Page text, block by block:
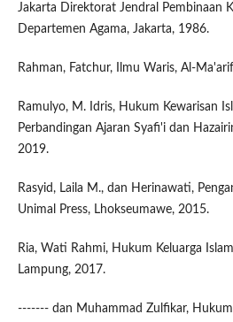
Jakarta Direktorat Jendral Pembinaan
Departemen Agama, Jakarta, 1986.
Rahman, Fatchur, Ilmu Waris, Al-
Ramulyo, M. Idris, Hukum Kewarisan
Perbandingan Ajaran Syafi'i dan
2019.
Rasyid, Laila M., dan Herinawati,
Unimal Press, Lhokseumawe, 2015.
Ria, Wati Rahmi, Hukum Keluarga
Lampung, 2017.
------- dan Muhammad Zulfikar,